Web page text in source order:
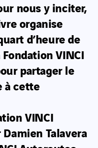
nous y inciter,
organise
d’heure de
VINCI
partager le
à cette
VINCI
Talavera